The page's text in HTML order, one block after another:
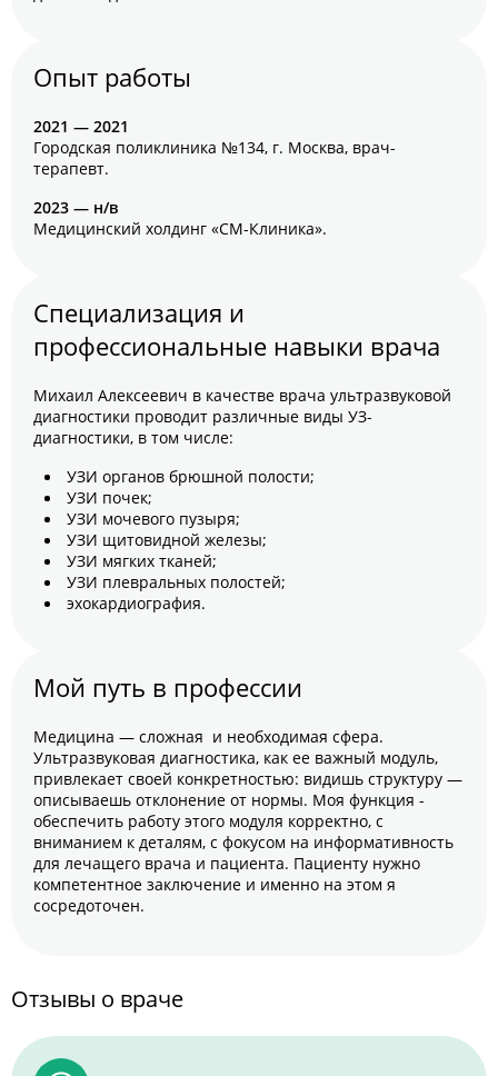
Опыт работы
2021 — 2021
Городская поликлиника №134, г. Москва, врач-
терапевт.
2023 — н/в
Медицинский холдинг «СМ-Клиника».
Специализация и
профессиональные навыки врача
Михаил Алексеевич в качестве врача ультразвуковой
диагностики проводит различные виды УЗ-
диагностики, в том числе:
УЗИ органов брюшной полости;
УЗИ почек;
УЗИ мочевого пузыря;
УЗИ щитовидной железы;
УЗИ мягких тканей;
УЗИ плевральных полостей;
эхокардиография.
Мой путь в профессии
Медицина — сложная и необходимая сфера.
Ультразвуковая диагностика, как ее важный модуль,
привлекает своей конкретностью: видишь структуру —
описываешь отклонение от нормы. Моя функция -
обеспечить работу этого модуля корректно, с
вниманием к деталям, с фокусом на информативность
для лечащего врача и пациента. Пациенту нужно
компетентное заключение и именно на этом я
сосредоточен.
Отзывы о враче